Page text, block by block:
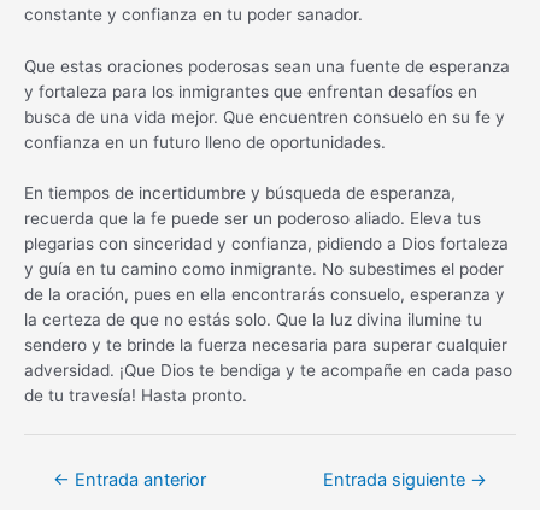
constante y confianza en tu poder sanador.
Que estas oraciones poderosas sean una fuente de esperanza
y fortaleza para los inmigrantes que enfrentan desafíos en
busca de una vida mejor. Que encuentren consuelo en su fe y
confianza en un futuro lleno de oportunidades.
En tiempos de incertidumbre y búsqueda de esperanza,
recuerda que la fe puede ser un poderoso aliado. Eleva tus
plegarias con sinceridad y confianza, pidiendo a Dios fortaleza
y guía en tu camino como inmigrante. No subestimes el poder
de la oración, pues en ella encontrarás consuelo, esperanza y
la certeza de que no estás solo. Que la luz divina ilumine tu
sendero y te brinde la fuerza necesaria para superar cualquier
adversidad. ¡Que Dios te bendiga y te acompañe en cada paso
de tu travesía! Hasta pronto.
Navegación
← Entrada anterior Entrada siguiente →